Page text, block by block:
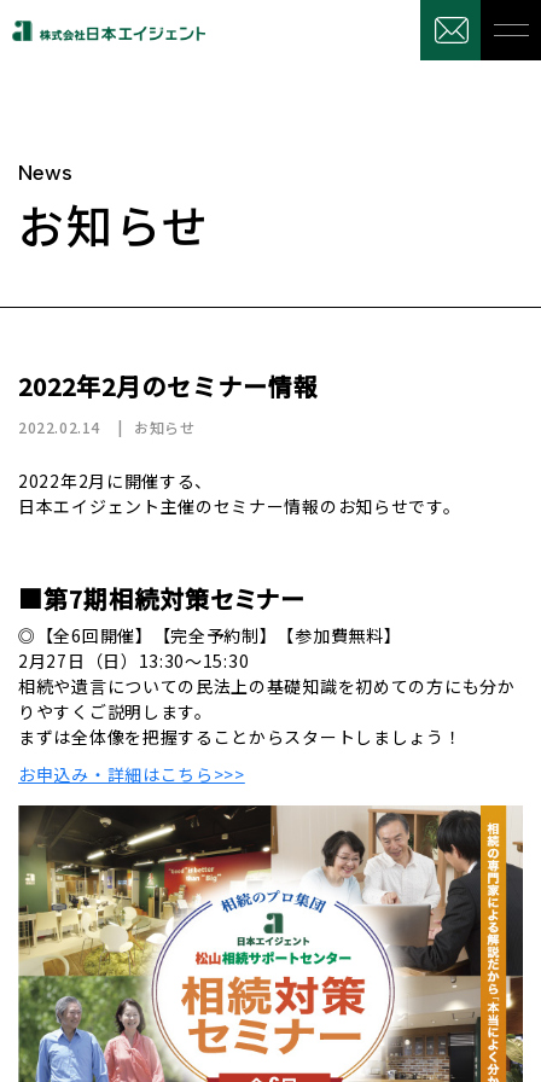
News
お知らせ
2022年2月のセミナー情報
2022.02.14 お知らせ
2022年2月に開催する、
日本エイジェント主催のセミナー情報のお知らせです。
■第7期相続対策セミナー
◎【全6回開催】【完全予約制】【参加費無料】
2月27日（日）13:30～15:30
相続や遺言についての民法上の基礎知識を初めての方にも分か
りやすくご説明します。
まずは全体像を把握することからスタートしましょう！
お申込み・詳細はこちら>>>